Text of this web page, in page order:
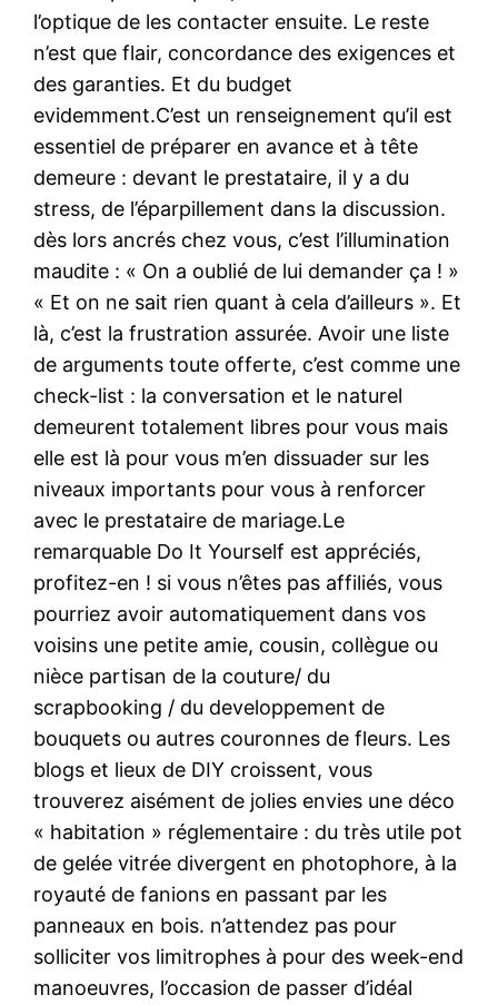
l’optique de les contacter ensuite. Le reste
n’est que flair, concordance des exigences et
des garanties. Et du budget
evidemment.C’est un renseignement qu’il est
essentiel de préparer en avance et à tête
demeure : devant le prestataire, il y a du
stress, de l’éparpillement dans la discussion.
dès lors ancrés chez vous, c’est l’illumination
maudite : « On a oublié de lui demander ça ! »
« Et on ne sait rien quant à cela d’ailleurs ». Et
là, c’est la frustration assurée. Avoir une liste
de arguments toute offerte, c’est comme une
check-list : la conversation et le naturel
demeurent totalement libres pour vous mais
elle est là pour vous m’en dissuader sur les
niveaux importants pour vous à renforcer
avec le prestataire de mariage.Le
remarquable Do It Yourself est appréciés,
profitez-en ! si vous n’êtes pas affiliés, vous
pourriez avoir automatiquement dans vos
voisins une petite amie, cousin, collègue ou
nièce partisan de la couture/ du
scrapbooking / du developpement de
bouquets ou autres couronnes de fleurs. Les
blogs et lieux de DIY croissent, vous
trouverez aisément de jolies envies une déco
« habitation » réglementaire : du très utile pot
de gelée vitrée divergent en photophore, à la
royauté de fanions en passant par les
panneaux en bois. n’attendez pas pour
solliciter vos limitrophes à pour des week-end
manoeuvres, l’occasion de passer d’idéal